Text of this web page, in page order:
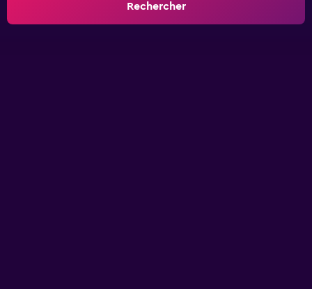
Rechercher